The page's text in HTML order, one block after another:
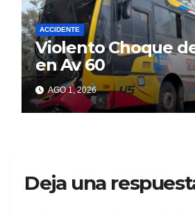
ACCIDENTE
Violento Choque
en Av 60
AGO 1, 2026
Deja una